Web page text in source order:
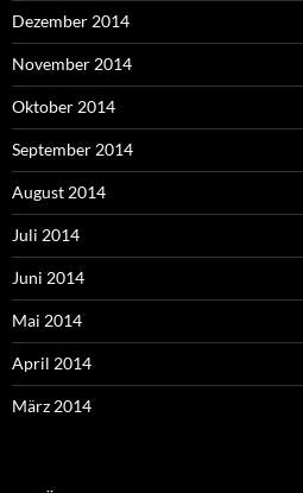
Dezember 2014
November 2014
Oktober 2014
September 2014
August 2014
Juli 2014
Juni 2014
Mai 2014
April 2014
März 2014